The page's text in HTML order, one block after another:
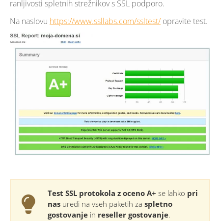
ranljivosti spletnih strežnikov s SSL podporo.
Na naslovu https://www.ssllabs.com/ssltest/ opravite test.
Test SSL protokola z oceno A+ se lahko pri
nas uredi na vseh paketih za spletno
gostovanje in reseller gostovanje.